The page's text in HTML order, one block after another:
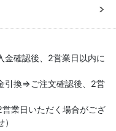
確認後、2営業日以内に
引換⇒ご注文確認後、2営
営業日いただく場合がござ